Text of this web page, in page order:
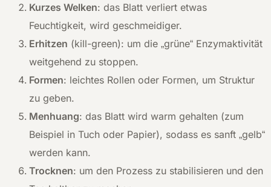
Kurzes Welken: das Blatt verliert etwas
Feuchtigkeit, wird geschmeidiger.
Erhitzen (kill-green): um die „grüne“ Enzymaktivität
weitgehend zu stoppen.
Formen: leichtes Rollen oder Formen, um Struktur
zu geben.
Menhuang: das Blatt wird warm gehalten (zum
Beispiel in Tuch oder Papier), sodass es sanft „gelb“
werden kann.
Trocknen: um den Prozess zu stabilisieren und den